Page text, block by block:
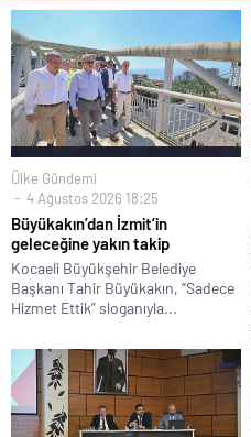
Ülke Gündemi
4 Ağustos 2026 18:25
Büyükakın’dan İzmit’in
geleceğine yakın takip
Kocaeli Büyükşehir Belediye
Başkanı Tahir Büyükakın, “Sadece
Hizmet Ettik” sloganıyla...